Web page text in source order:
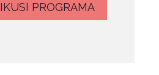
IKUSI PROGRAMA